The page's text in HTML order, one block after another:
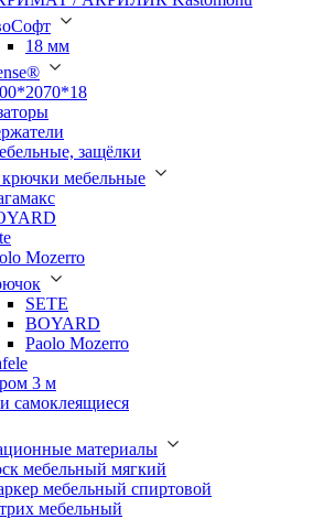
18 мм
защёлки
мебельные
Mozerro
SETE
BOYARD
Paolo Mozerro
3 м
самоклеящиеся
материалы
мебельный мягкий
мебельный спиртовой
мебельный